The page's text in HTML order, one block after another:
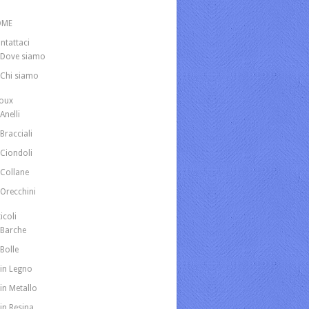
Dove siamo
Chi siamo
Anelli
Bracciali
Ciondoli
Collane
Orecchini
Barche
Bolle
in Legno
in Metallo